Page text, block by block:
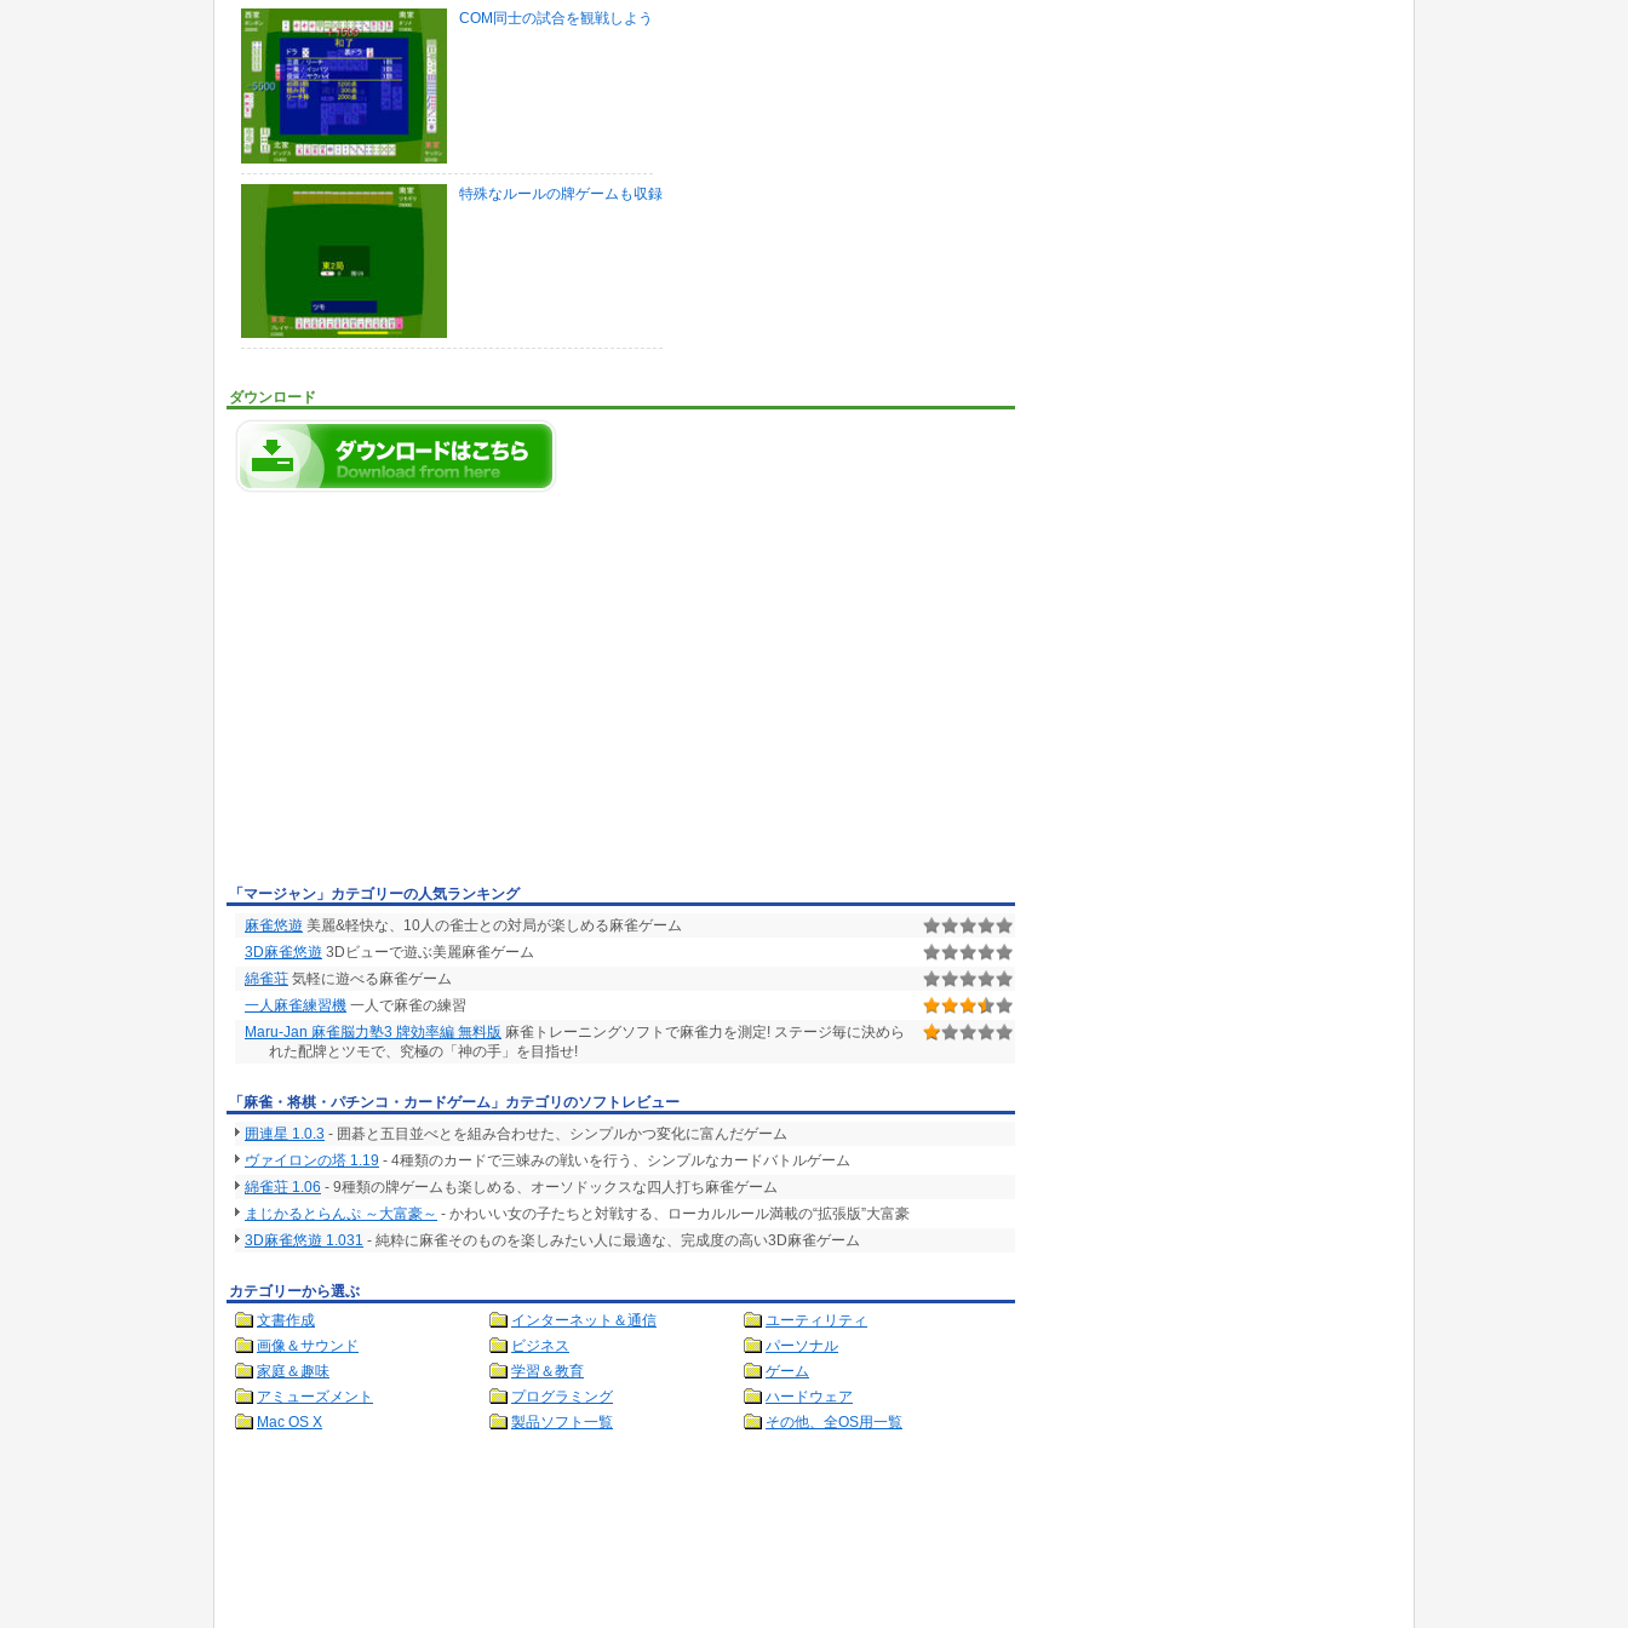
COM同士の試合を観戦しよう
特殊なルールの牌ゲームも収録
ダウンロード
「マージャン」カテゴリーの人気ランキング
麻雀悠遊 美麗&軽快な、10人の雀士との対局が楽しめる麻雀ゲーム
3D麻雀悠遊 3Dビューで遊ぶ美麗麻雀ゲーム
綿雀荘 気軽に遊べる麻雀ゲーム
一人麻雀練習機 一人で麻雀の練習
Maru-Jan 麻雀脳力塾3 牌効率編 無料版 麻雀トレーニングソフトで麻雀力を測定! ステージ毎に決めら
れた配牌とツモで、究極の「神の手」を目指せ!
「麻雀・将棋・パチンコ・カードゲーム」カテゴリのソフトレビュー
囲連星 1.0.3 - 囲碁と五目並べとを組み合わせた、シンプルかつ変化に富んだゲーム
ヴァイロンの塔 1.19 - 4種類のカードで三竦みの戦いを行う、シンプルなカードバトルゲーム
綿雀荘 1.06 - 9種類の牌ゲームも楽しめる、オーソドックスな四人打ち麻雀ゲーム
まじかるとらんぷ ～大富豪～ - かわいい女の子たちと対戦する、ローカルルール満載の“拡張版”大富豪
3D麻雀悠遊 1.031 - 純粋に麻雀そのものを楽しみたい人に最適な、完成度の高い3D麻雀ゲーム
カテゴリーから選ぶ
文書作成
インターネット＆通信
ユーティリティ
画像＆サウンド
ビジネス
パーソナル
家庭＆趣味
学習＆教育
ゲーム
アミューズメント
プログラミング
ハードウェア
Mac OS X
製品ソフト一覧 その他、全OS用一覧